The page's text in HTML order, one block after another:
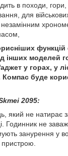
в походи, гори,
для
незамінним
функцій
інших моделей
у горах, у
Компас буде
2095:
який не натирає
Годинник не
занурення у